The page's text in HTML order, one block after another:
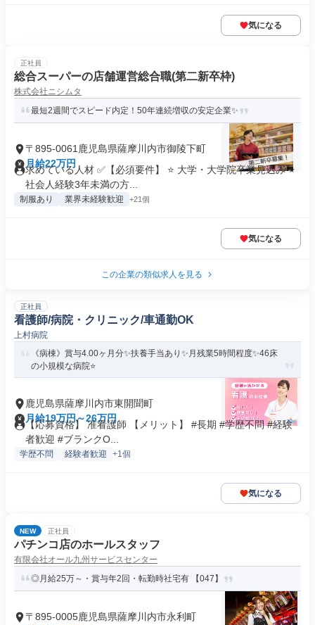
気になる
正社員
総合スーパーの店舗運営総合職(第二新卒枠)
株式会社ニシムタ
最短2週間でスピード内定！50年連続増収の安定企業✨
〒895-0061鹿児島県薩摩川内市御陵下町
月給22万円
求めている人材 ✅【必須要件】 ⭐ 大学・大学院卒業見込み ⭐
社会人経験3年未満の方...
制服あり 業界未経験歓迎 +21個
気になる
この企業の類似求人を見る
正社員
看護師/病院・クリニック/車通勤OK
上村病院
《病棟》賞与4.00ヶ月分✨扶養手当あり✨月残業5時間程度✨46床
の小規模な病院⭐
鹿児島県薩摩川内市東開聞町
月給19万円～26万円
【応募資格】 准看護師 【メリット】 #長期 #学歴不問 #経験
者歓迎 #ブランクO...
学歴不問 経験者歓迎 +1個
気になる
NEW 正社員
パチンコ店のホールスタッフ
有限会社オール九州サービスセンター
◎月給25万～・賞与年2回・転勤時社宅有 【047】
〒895-0005鹿児島県薩摩川内市永利町